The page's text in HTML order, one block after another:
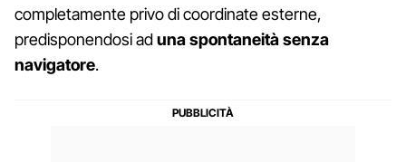
completamente privo di coordinate esterne,
predisponendosi aduna spontaneità senza
navigatore.